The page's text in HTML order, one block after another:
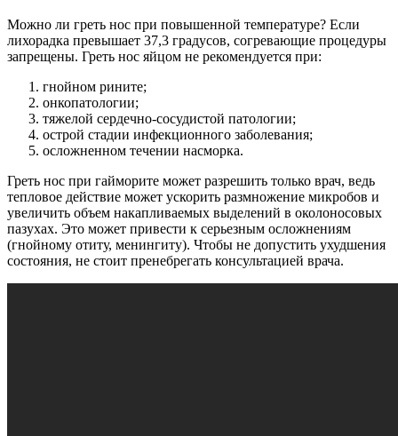
Можно ли греть нос при повышенной температуре? Если
лихорадка превышает 37,3 градусов, согревающие процедуры
запрещены. Греть нос яйцом не рекомендуется при:
гнойном рините;
онкопатологии;
тяжелой сердечно-сосудистой патологии;
острой стадии инфекционного заболевания;
осложненном течении насморка.
Греть нос при гайморите может разрешить только врач, ведь
тепловое действие может ускорить размножение микробов и
увеличить объем накапливаемых выделений в околоносовых
пазухах. Это может привести к серьезным осложнениям
(гнойному отиту, менингиту). Чтобы не допустить ухудшения
состояния, не стоит пренебрегать консультацией врача.